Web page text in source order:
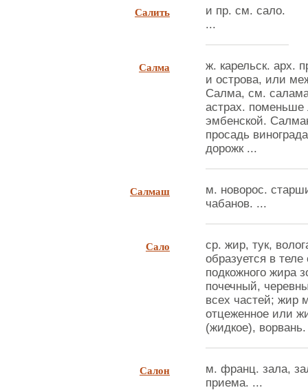
Салить
и пр. см. сало.
...
Салма
ж. карельск. арх.
и острова, или
Салма, см.
астрах. поменьше
эмбенской.
просадь
дорожк ...
Салмаш
м. новорос.
чабанов. ...
Сало
ср. жир, тук,
образуется в
подкожного жира
почечный,
всех частей; жир
отцеженное или
(жидкое),
Салон
м. франц. зала,
приема. ...